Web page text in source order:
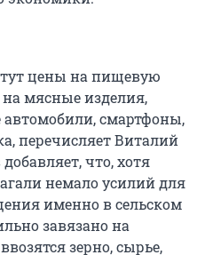
цены на пищевую
мясные изделия,
смартфоны,
перечисляет Виталий
что, хотя
немало усилий для
именно в сельском
завязано на
зерно, сырье,